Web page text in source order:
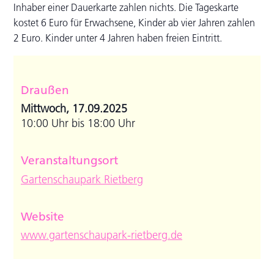
Inhaber einer Dauerkarte zahlen nichts. Die Tageskarte
kostet 6 Euro für Erwachsene, Kinder ab vier Jahren zahlen
2 Euro. Kinder unter 4 Jahren haben freien Eintritt.
Draußen
Mittwoch, 17.09.2025
10:00 Uhr bis 18:00 Uhr
Veranstaltungsort
Gartenschaupark Rietberg
Website
www.gartenschaupark-rietberg.de